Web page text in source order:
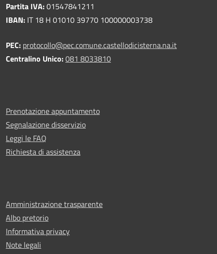
Partita IVA:01547841211
IBAN: IT 18 H 01010 39770 100000003738
PEC: protocollo@pec.comune.castellodicisterna.na.it
Centralino Unico:081 8033810
Prenotazione appuntamento
Segnalazione disservizio
Leggi le FAQ
Richiesta di assistenza
Amministrazione trasparente
Albo pretorio
Informativa privacy
Note legali